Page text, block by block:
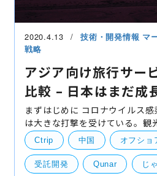
2020.4.13 技術・開発情報 マ
戦略
アジア向け旅行サー
比較 – 日本はまだ
まずはじめに コロナウイルス感染拡大の今、観光業界
は大きな打撃を受けている。観
が飢えている』『凶暴化してい
る（※一般財団法人「奈良の鹿
否定し
Ctrip 中国 オフショ
受託開発 Qunar じ